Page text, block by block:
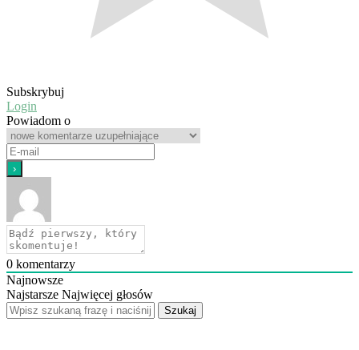
Subskrybuj
Login
Powiadom o
0 komentarzy
Najnowsze
Najstarsze Najwięcej głosów